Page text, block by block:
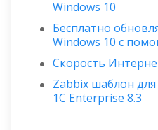
Windows 10
Бесплатно
Windows 10 с
Скорость
Zabbix шаблон
1C Enterprise 8.3